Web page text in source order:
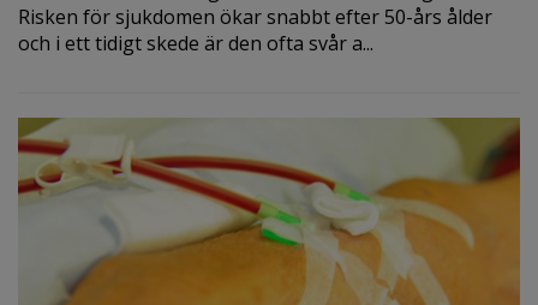
Risken för sjukdomen ökar snabbt efter 50-års ålder
och i ett tidigt skede är den ofta svår a...